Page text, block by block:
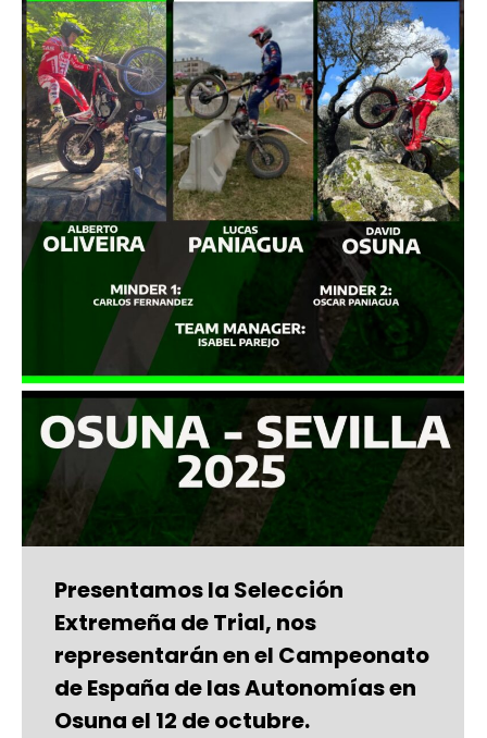
Presentamos la Selección
Extremeña de Trial, nos
representarán en el Campeonato
de España de las Autonomías en
Osuna el 12 de octubre.